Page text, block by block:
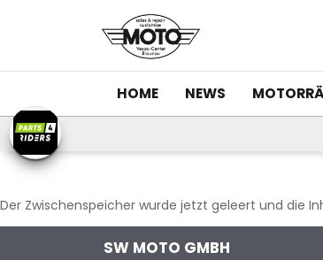
HOME NEWS
Der Zwischenspeicher wurde jetzt geleert und die
SW MOTO GMBH